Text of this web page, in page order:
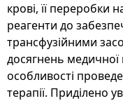
крові, її переробки
реагенти до
трансфузійними
досягнень
особливості
терапії. Приділено